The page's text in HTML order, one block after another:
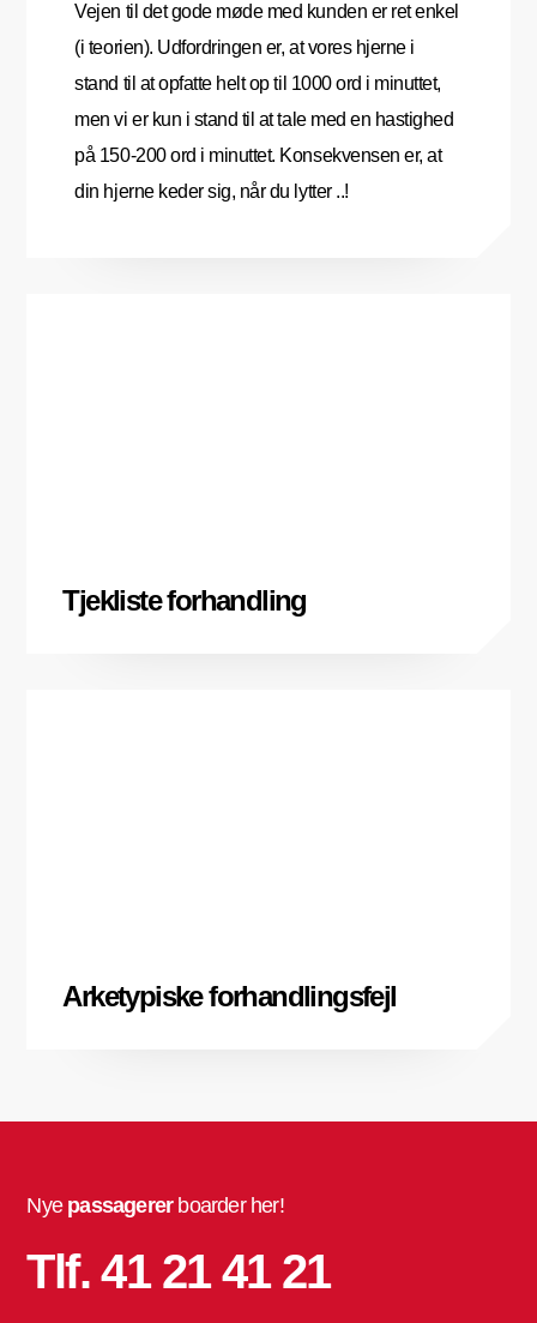
Vejen til det gode møde med kunden er ret enkel
(i teorien). Udfordringen er, at vores hjerne i
stand til at opfatte helt op til 1000 ord i minuttet,
men vi er kun i stand til at tale med en hastighed
på 150-200 ord i minuttet. Konsekvensen er, at
din hjerne keder sig, når du lytter ..!
Tjekliste forhandling
Arketypiske forhandlingsfejl
Nye passagererboarder her!
Tlf. 41 21 41 21